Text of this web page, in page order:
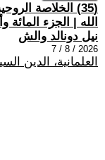
(35) الخلاصة
الله | الجزء المائة
نيل دونالد والش
2026 / 8 / 7
العلمانية، الدين